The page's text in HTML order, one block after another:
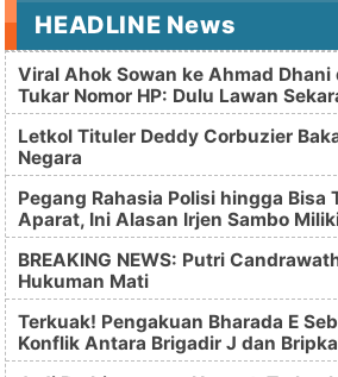
HEADLINE News
Viral Ahok Sowan ke Ahmad Dhani
Tukar Nomor HP: Dulu Lawan
Letkol Tituler Deddy Corbuzier
Negara
Pegang Rahasia Polisi hingga Bisa
Aparat, Ini Alasan Irjen Sambo
BREAKING NEWS: Putri
Hukuman Mati
Terkuak! Pengakuan Bharada E
Konflik Antara Brigadir J dan